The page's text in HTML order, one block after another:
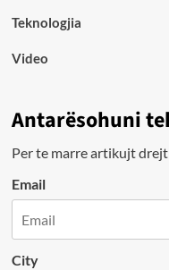
Teknologjia
Video
Antarësohuni
Per te marre artikujt
Email
City